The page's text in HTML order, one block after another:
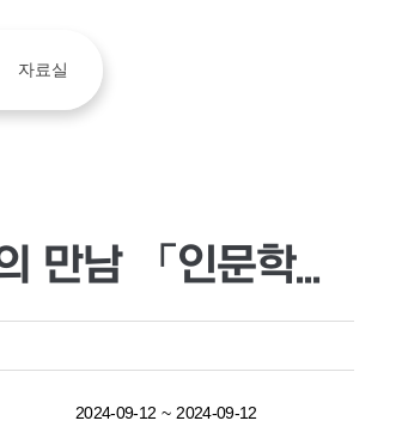
자료실
독서의달 기념 류대성 작가와의 만남 「인문학적 상상력」
2024-09-12 ~ 2024-09-12